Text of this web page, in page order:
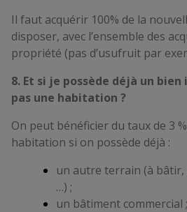
Il faut acquérir 100% de la
disposer, avec l’ensemble des
propriété (pas d’usufruit par
8. Et si je possède déjà un
pas une habitation ?
On peut bénéficier du taux de 3
habitation si on possède déjà :
un autre terrain (à
…) ;
un bâtiment commercial ;